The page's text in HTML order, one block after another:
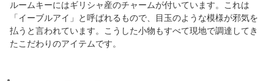
ルームキーにはギリシャ産のチャームが付いています。これは
「イーブルアイ」と呼ばれるもので、目玉のような模様が邪気を
払うと言われています。こうした小物もすべて現地で調達してき
たこだわりのアイテムです。